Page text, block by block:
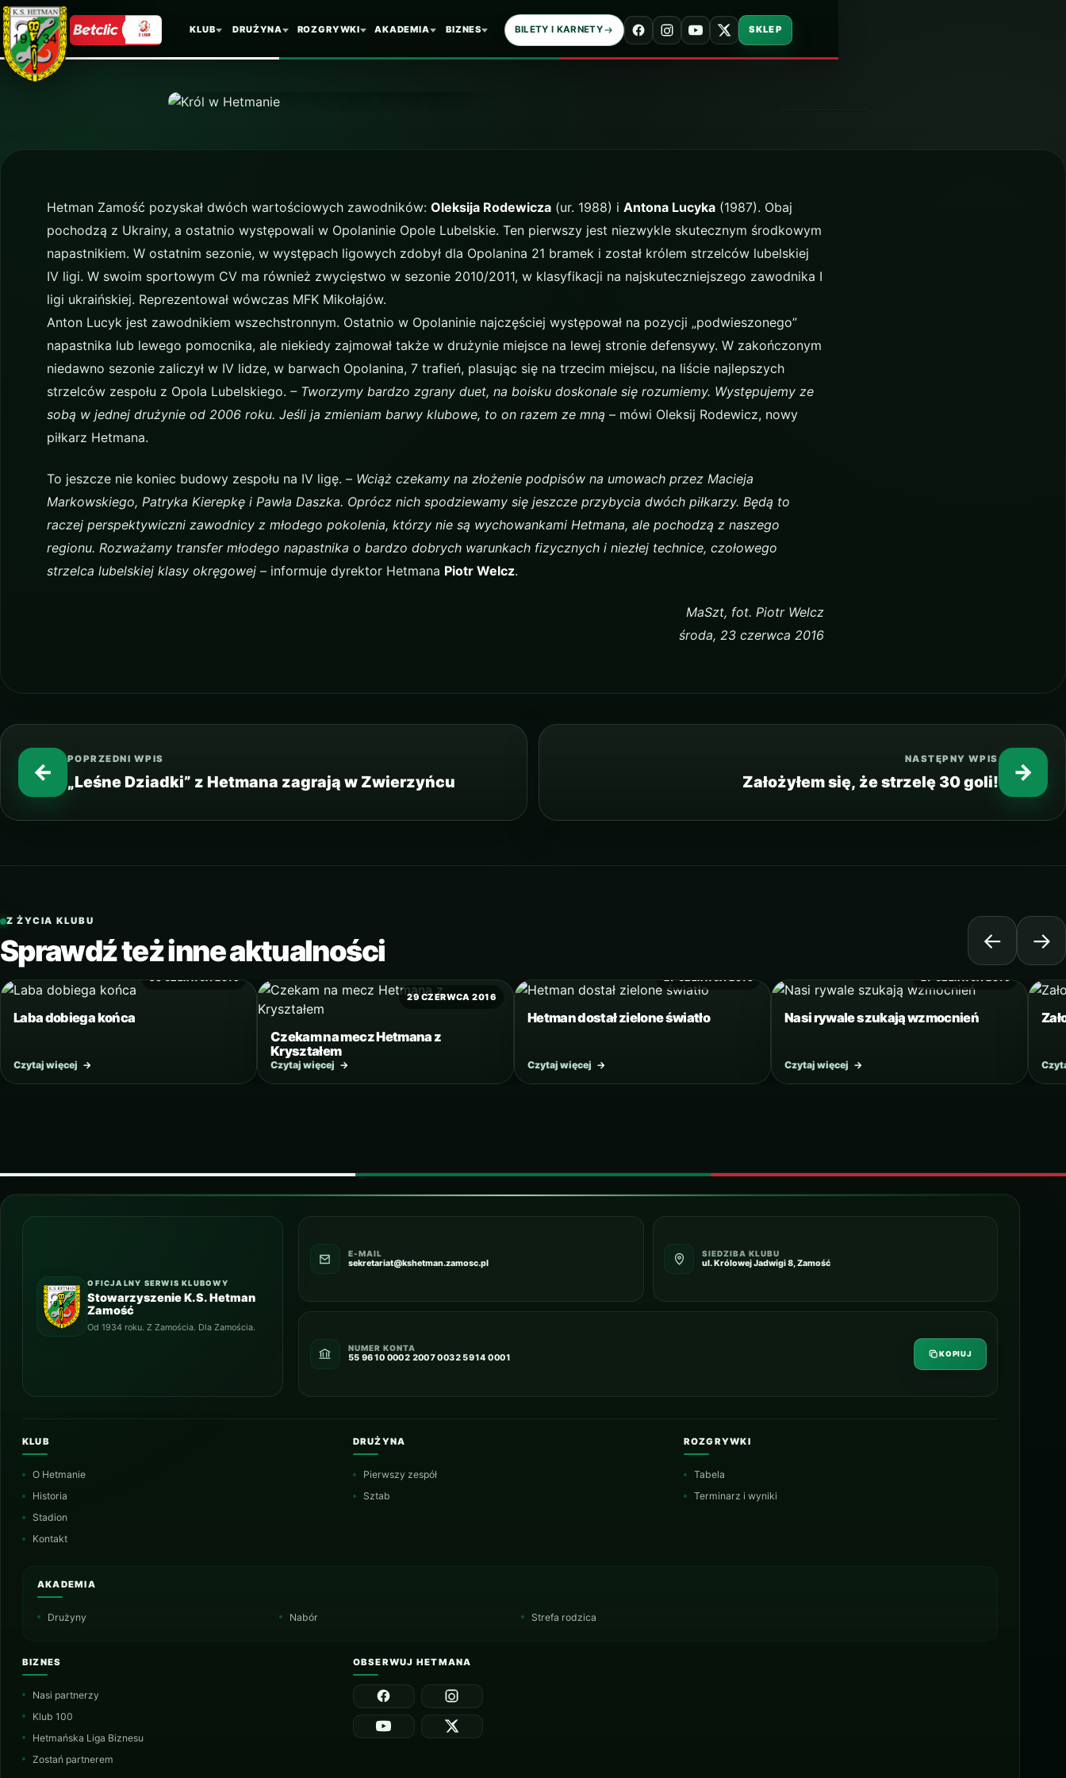
KLUB DRUŻYNA ROZGRYWKI AKADEMIA BIZNES BILETY I KARNETY SKLEP
AKTUALNOŚĆ
Król w Hetmanie
Hetman Zamość pozyskał dwóch wartościowych zawodników: Oleksija Rodewicza(ur. 1988) i Antona Lucyka(1987). Obaj
pochodzą z Ukrainy, a ostatnio występowali w Opolaninie Opole Lubelskie. Ten pierwszy jest niezwykle skutecznym środkowym
napastnikiem. W ostatnim sezonie, w występach ligowych zdobył dla Opolanina 21 bramek i został królem strzelców lubelskiej
IV ligi. W swoim sportowym CV ma również zwycięstwo w sezonie 2010/2011, w klasyfikacji na najskuteczniejszego zawodnika I
ligi ukraińskiej. Reprezentował wówczas MFK Mikołajów.
Anton Lucyk jest zawodnikiem wszechstronnym. Ostatnio w Opolaninie najczęściej występował na pozycji „podwieszonego”
napastnika lub lewego pomocnika, ale niekiedy zajmował także w drużynie miejsce na lewej stronie defensywy. W zakończonym
niedawno sezonie zaliczył w IV lidze, w barwach Opolanina, 7 trafień, plasując się na trzecim miejscu, na liście najlepszych
strzelców zespołu z Opola Lubelskiego. – Tworzymy bardzo zgrany duet, na boisku doskonale się rozumiemy. Występujemy ze
sobą w jednej drużynie od 2006 roku. Jeśli ja zmieniam barwy klubowe, to on razem ze mną – mówi Oleksij Rodewicz, nowy
piłkarz Hetmana.
To jeszcze nie koniec budowy zespołu na IV ligę. –Wciąż czekamy na złożenie podpisów na umowach przez Macieja
Markowskiego, Patryka Kierepkę i Pawła Daszka. Oprócz nich spodziewamy się jeszcze przybycia dwóch piłkarzy. Będą to
raczej perspektywiczni zawodnicy z młodego pokolenia, którzy nie są wychowankami Hetmana, ale pochodzą z naszego
regionu. Rozważamy transfer młodego napastnika o bardzo dobrych warunkach fizycznych i niezłej technice, czołowego
strzelca lubelskiej klasy okręgowej– informuje dyrektor Hetmana Piotr Welcz.
MaSzt, fot. Piotr Welcz
środa, 23 czerwca 2016
← POPRZEDNI WPIS
„Leśne Dziadki” z Hetmana zagrają w Zwierzyńcu
NASTĘPNY WPIS
Założyłem się, że strzelę 30 goli! →
Z ŻYCIA KLUBU
Sprawdź też inne aktualności ← →
30 CZERWCA 2016
Laba dobiega końca
Czytaj więcej →
29 CZERWCA 2016
Czekam na mecz Hetmana z
Kryształem
Czytaj więcej →
27 CZERWCA 2016
Hetman dostał zielone światło
Czytaj więcej →
27 CZERWCA 2016
Nasi rywale szukają wzmocnień
Czytaj więcej →
OFICJALNY SERWIS KLUBOWY
Stowarzyszenie K.S. Hetman
Zamość
Od 1934 roku. Z Zamościa. Dla Zamościa.
E-MAIL
sekretariat@kshetman.zamosc.pl
SIEDZIBA KLUBU
ul. Królowej Jadwigi 8, Zamość
NUMER KONTA
55 9610 0002 2007 0032 5914 0001 KOPIUJ
KLUB
O Hetmanie
Historia
Stadion
Kontakt
DRUŻYNA
Pierwszy zespół
Sztab
ROZGRYWKI
Tabela
Terminarz i wyniki
AKADEMIA
Drużyny Nabór Strefa rodzica
BIZNES
Nasi partnerzy
Klub 100
Hetmańska Liga Biznesu
Zostań partnerem
OBSERWUJ HETMANA
Facebook Instagram
YouTube X